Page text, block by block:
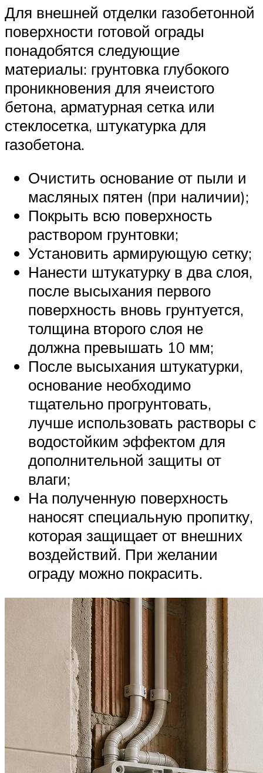
Для внешней отделки газобетонной
поверхности готовой ограды
понадобятся следующие
материалы: грунтовка глубокого
проникновения для ячеистого
бетона, арматурная сетка или
стеклосетка, штукатурка для
газобетона.
Очистить основание от пыли и
масляных пятен (при наличии);
Покрыть всю поверхность
раствором грунтовки;
Установить армирующую сетку;
Нанести штукатурку в два слоя,
после высыхания первого
поверхность вновь грунтуется,
толщина второго слоя не
должна превышать 10 мм;
После высыхания штукатурки,
основание необходимо
тщательно прогрунтовать,
лучше использовать растворы с
водостойким эффектом для
дополнительной защиты от
влаги;
На полученную поверхность
наносят специальную пропитку,
которая защищает от внешних
воздействий. При желании
ограду можно покрасить.